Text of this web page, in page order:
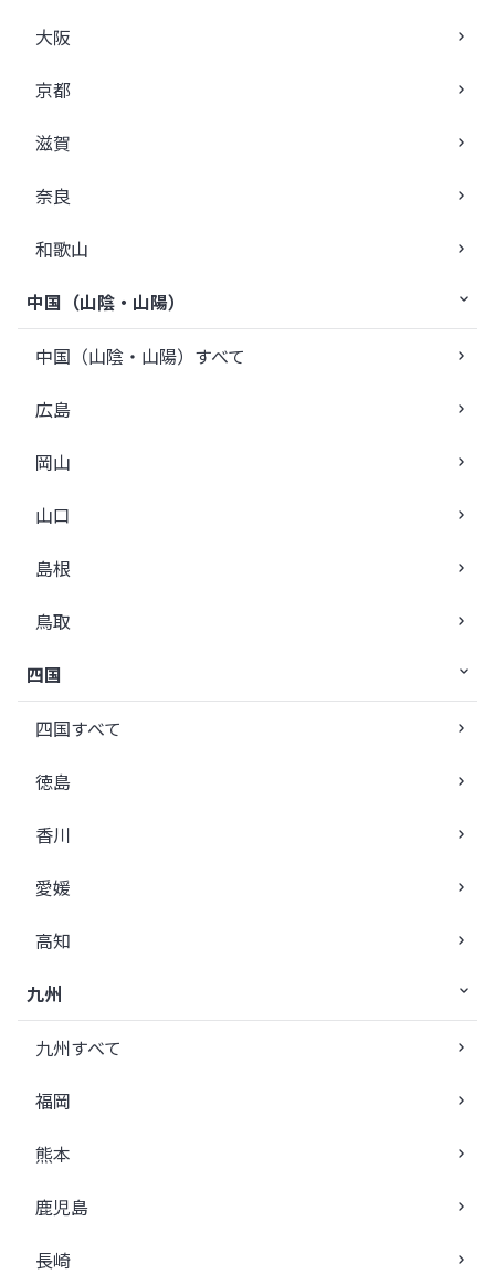
大阪
京都
滋賀
奈良
和歌山
中国（山陰・山陽）
中国（山陰・山陽）すべて
広島
岡山
山口
島根
鳥取
四国
四国すべて
徳島
香川
愛媛
高知
九州
九州すべて
福岡
熊本
鹿児島
長崎